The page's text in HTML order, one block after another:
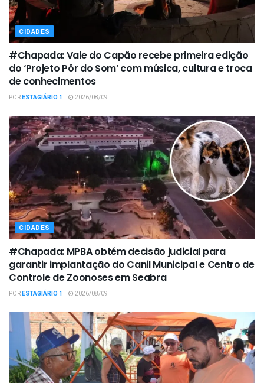
CIDADES
#Chapada: Vale do Capão recebe primeira edição
do ‘Projeto Pôr do Som’ com música, cultura e troca
de conhecimentos
PORESTAGIÁRIO 1 2026/08/09
CIDADES
#Chapada: MPBA obtém decisão judicial para
garantir implantação do Canil Municipal e Centro de
Controle de Zoonoses em Seabra
PORESTAGIÁRIO 1 2026/08/09